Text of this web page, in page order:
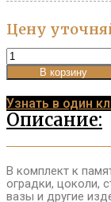
Цену
Памятник
вертикальный
№9
quantity
В корзину
Узнать в один
Описание:
В комплект к
оградки, цоколи,
вазы и другие